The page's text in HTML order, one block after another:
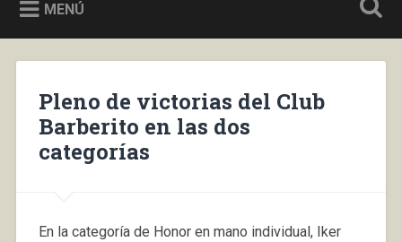
MENÚ
Pleno de victorias del Club
Barberito en las dos
categorías
En la categoría de Honor en mano individual, Iker